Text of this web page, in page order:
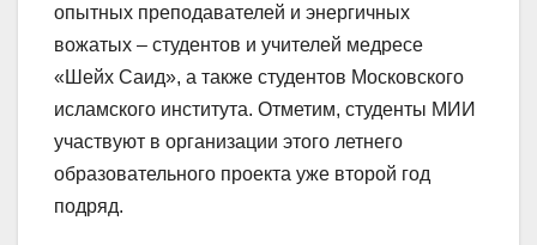
опытных преподавателей и энергичных
вожатых – студентов и учителей медресе
«Шейх Саид», а также студентов Московского
исламского института. Отметим, студенты МИИ
участвуют в организации этого летнего
образовательного проекта уже второй год
подряд.